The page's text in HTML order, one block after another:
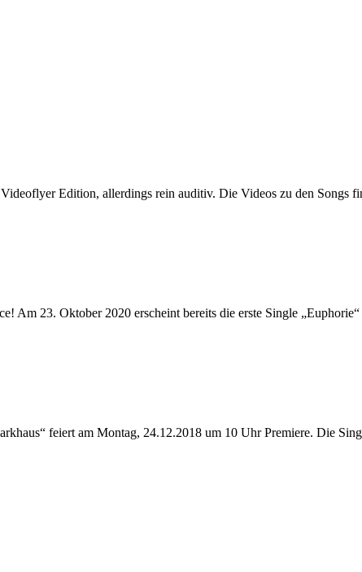
Edition, allerdings rein auditiv. Die Videos zu den Songs
Am 23. Oktober 2020 erscheint bereits die erste Single
feiert am Montag, 24.12.2018 um 10 Uhr Premiere. Die